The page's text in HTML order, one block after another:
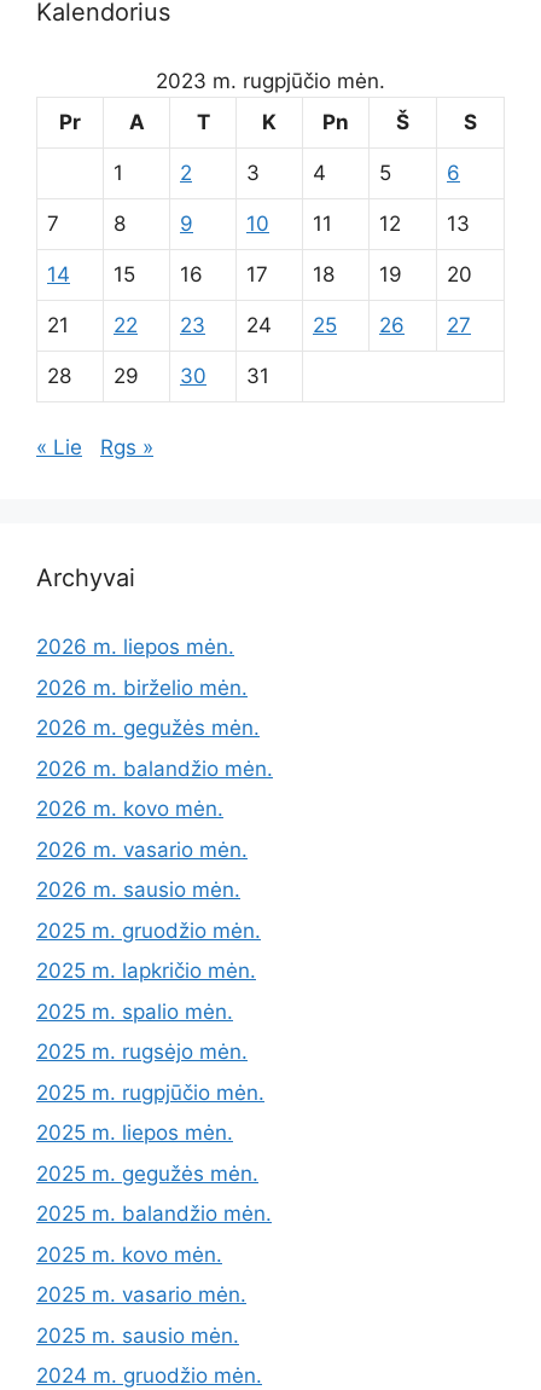
Kalendorius
2023 m. rugpjūčio mėn.
Pr
A T K Pn Š S
1 2 3 4 5 6
7 8 9 10 11 12 13
14 15 16 17 18 19 20
21 22 23 24 25 26 27
28 29 30 31
« Lie Rgs »
Archyvai
2026 m. liepos mėn.
2026 m. birželio mėn.
2026 m. gegužės mėn.
2026 m. balandžio mėn.
2026 m. kovo mėn.
2026 m. vasario mėn.
2026 m. sausio mėn.
2025 m. gruodžio mėn.
2025 m. lapkričio mėn.
2025 m. spalio mėn.
2025 m. rugsėjo mėn.
2025 m. rugpjūčio mėn.
2025 m. liepos mėn.
2025 m. gegužės mėn.
2025 m. balandžio mėn.
2025 m. kovo mėn.
2025 m. vasario mėn.
2025 m. sausio mėn.
2024 m. gruodžio mėn.